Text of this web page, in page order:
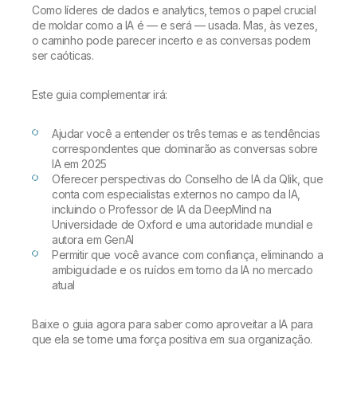
Back
Comunidade
Suporte ao Cliente
Onboarding
Documentação do Produto
Back
Empresa
Sala de Imprensa
Escritórios Globais
Qlik
Talend
Parceiros de Tecnologia e Integrações
Aumente o valor da integração de dados e analytics da Qlik
Analytics e IA
Entregue dados confiáveis com rapidez para tomar decisões mais
inteligentes com o plano certo de integração de dados.
Forneça melhores insights e resultados com o plano certo de
Eventos e Webinars
Como líderes de dados e analytics, temos o papel crucial
de moldar como a IA é — e será — usada. Mas, às vezes,
o caminho pode parecer incerto e as conversas podem
ser caóticas.
Este guia complementar irá:
Ajudar você a entender os três temas e as tendências
correspondentes que dominarão as conversas sobre
IA em 2025
Oferecer perspectivas do Conselho de IA da Qlik, que
conta com especialistas externos no campo da IA,
incluindo o Professor de IA da DeepMind na
Universidade de Oxford e uma autoridade mundial e
autora em GenAI
Permitir que você avance com confiança, eliminando a
ambiguidade e os ruídos em torno da IA no mercado
atual
Baixe o guia agora para saber como aproveitar a IA para
que ela se torne uma força positiva em sua organização.